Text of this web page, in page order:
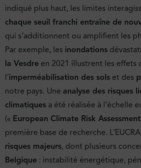
indiqué plus haut, les limites
chaque seuil franchi entraîne de
qui s’additionnent ou amplifient les
Par exemple, les inondations
la Vesdre en 2021 illustrent les effets
l’imperméabilisation des sols et des
notre pays. Une analyse des risques
climatiques a été réalisée à l’échelle
(« European Climate Risk Assessment
première base de recherche.
risques majeurs, dont plusieurs
Belgique : instabilité énergétique,